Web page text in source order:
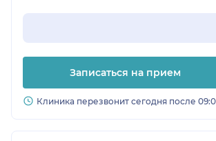
Записаться на прием
Клиника перезвонит сегодня после